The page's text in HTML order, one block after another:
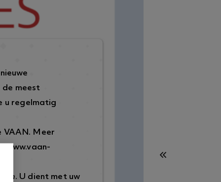
meest
u regelmatig
VAAN. Meer
www.vaan-
. U dient met uw